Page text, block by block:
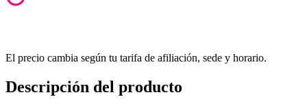
El precio cambia según tu tarifa de afiliación, sede y horario.
Descripción del producto